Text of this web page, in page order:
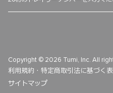
Copyright © 2026 Tumi, Inc. All
利用規約 · 特定商取引法に基づく
サイトマップ